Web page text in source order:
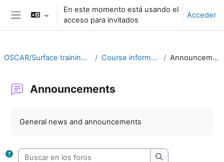
Salta al contenido principal
Panel lateral
En este momento está usando el
acceso para invitados
Acceder
OSCAR/Surface training RA II Course information Announcements
Announcements
General news and announcements
Buscar en los foros